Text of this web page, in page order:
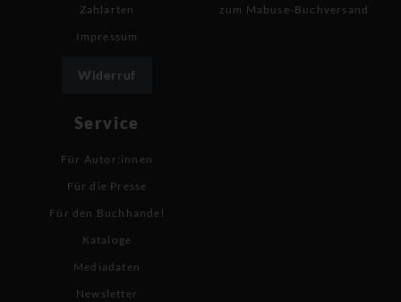
Zahlarten
Impressum
Widerruf
zum Mabuse-Buchversand
Service
Für Autor:innen
Für die Presse
Für den Buchhandel
Kataloge
Mediadaten
Newsletter